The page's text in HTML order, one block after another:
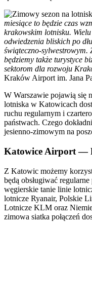
miesiące to będzie czas
krakowskim lotnisku.
odwiedzenia bliskich po
świąteczno-sylwestrowym.
będziemy także turystyce
sektorom dla rozwoju
Kraków Airport im. Jana
W Warszawie pojawią się
lotniska w Katowicach
ruchu regularnym i
państwach. Czego
jesienno-zimowym na
Katowice Airport —
Z Katowic możemy
będą obsługiwać
węgierskie tanie linie
lotnicze Ryanair, Polskie
Lotnicze KLM oraz
zimowa siatka połączeń